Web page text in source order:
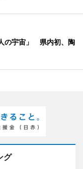
の宇宙」 県内初、陶
グ